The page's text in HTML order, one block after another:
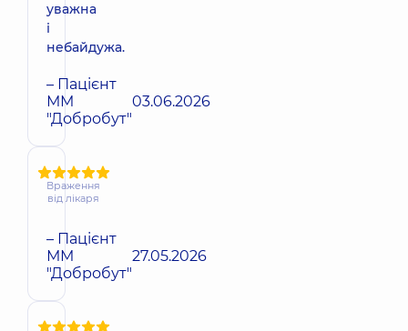
уважна
і
небайдужа.
– Пацієнт
ММ
"Добробут"
03.06.2026
Враження
від лікаря
– Пацієнт
ММ
"Добробут"
27.05.2026